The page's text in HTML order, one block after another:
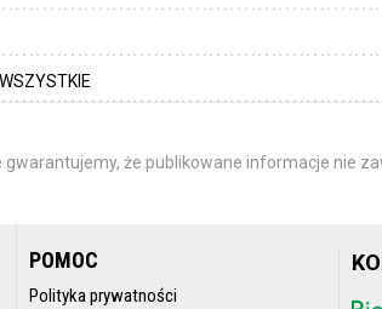
_WSZYSTKIE
że publikowane informacje nie
POMOC
Polityka prywatności